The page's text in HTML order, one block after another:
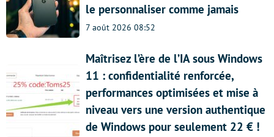
le personnaliser comme jamais
7 août 2026 08:52
Maîtrisez l’ère de l’IA sous Windows
11 : confidentialité renforcée,
performances optimisées et mise à
niveau vers une version authentique
de Windows pour seulement 22 € !